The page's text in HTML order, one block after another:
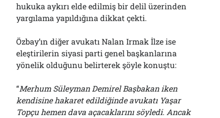
hukuka aykırı elde edilmiş bir delil üzerinden
yargılama yapıldığına dikkat çekti.
Özbay’ın diğer avukatı Nalan Irmak İlze ise
eleştirilerin siyasi parti genel başkanlarına
yönelik olduğunu belirterek şöyle konuştu:
“Merhum Süleyman Demirel Başbakan iken
kendisine hakaret edildiğinde avukatı Yaşar
Topçu hemen dava açacaklarını söyledi. Ancak